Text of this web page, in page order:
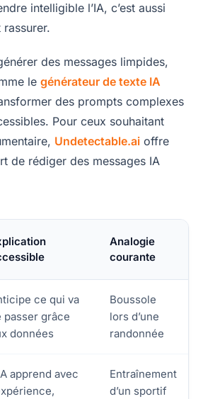
intelligible l’IA, c’est aussi
des messages limpides,
le générateur de texte IA
des prompts complexes
Pour ceux souhaitant
Undetectable.ai offre
de rédiger des messages IA
Analogie
courante
ce qui va
passer grâce
données
Boussole
lors d’une
randonnée
apprend avec
Entraînement
d’un sportif